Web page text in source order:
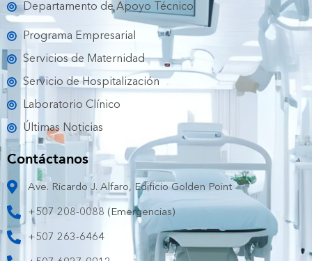
Departamento de Apoyo Técnico
Programa Empresarial
Servicios de Maternidad
Servicio de Hospitalización
Laboratorio Clínico
Últimas Noticias
Contáctanos
Ave. Ricardo J. Alfaro, Edificio Golden Point
+507 208-0088 (Emergencias)
+507 263-6464